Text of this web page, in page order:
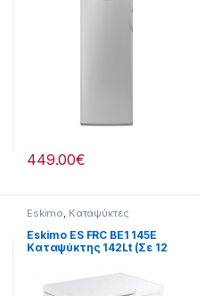
449.00€
Eskimo Καταψύκτες
Eskimo ES FRC BE1 145E
Καταψύκτης 142Lt (Σε 12